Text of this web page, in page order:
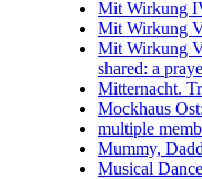
Mit Wirkung
Mit Wirkung
Mit Wirkung
shared: a
Mitternacht.
Mockhaus
multiple
Mummy,
Musical